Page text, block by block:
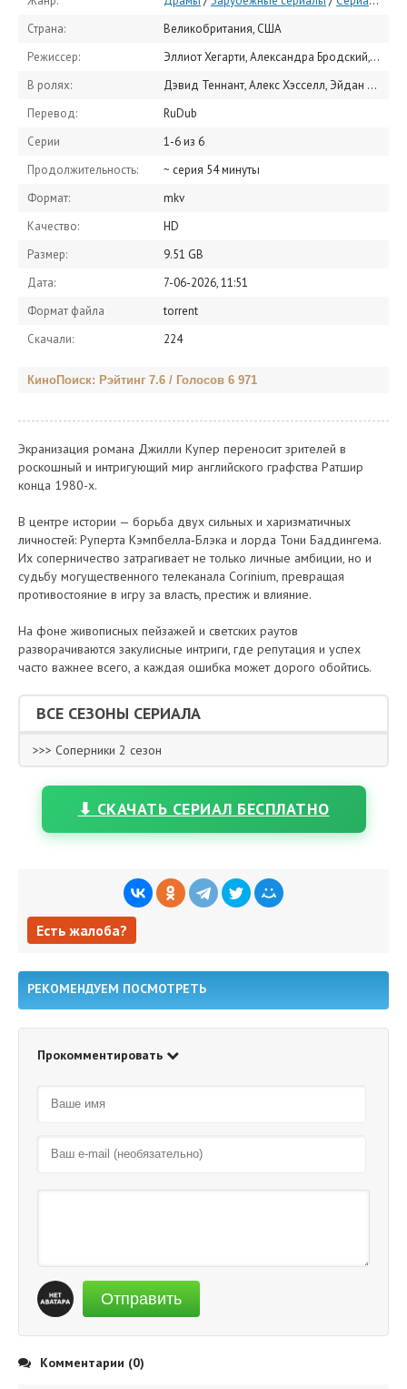
Страна:
Великобритания, США
Режиссер:
Эллиот Хегарти, Александра Бродский, Dee Koppang O'Leary
В ролях:
Дэвид Теннант, Алекс Хэсселл, Эйдан Тёрнер, Виктория Смёрфит, Белла Маклин, Эмили Атак, Хьюберт Бертон, Энтони Бирн, Майло Каллахэн, Оливер Крис
Перевод:
RuDub
Серии
1-6 из 6
Продолжительность:
~ серия 54 минуты
Формат:
mkv
Качество:
HD
Размер:
9.51 GB
Дата:
7-06-2026, 11:51
Формат файла
torrent
Скачали:
224
КиноПоиск: Рэйтинг 7.6 / Голосов 6 971
Экранизация романа Джилли Купер переносит зрителей в
роскошный и интригующий мир английского графства Ратшир
конца 1980-х.
В центре истории — борьба двух сильных и харизматичных
личностей: Руперта Кэмпбелла‐Блэка и лорда Тони Баддингема.
Их соперничество затрагивает не только личные амбиции, но и
судьбу могущественного телеканала Corinium, превращая
противостояние в игру за власть, престиж и влияние.
На фоне живописных пейзажей и светских раутов
разворачиваются закулисные интриги, где репутация и успех
часто важнее всего, а каждая ошибка может дорого обойтись.
ВСЕ СЕЗОНЫ СЕРИАЛА
>>> Соперники 2 сезон
⬇ СКАЧАТЬ СЕРИАЛ БЕСПЛАТНО
Есть жалоба?
РЕКОМЕНДУЕМ ПОСМОТРЕТЬ
Прокомментировать
Отправить
Комментарии (0)